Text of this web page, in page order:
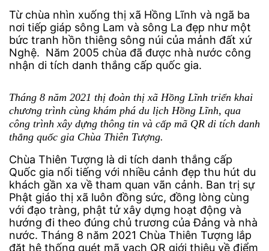
Từ chùa nhìn xuống thị xã Hồng Lĩnh và ngã ba
nơi tiếp giáp sông Lam và sông La đẹp như một
bức tranh hồn thiêng sông núi của mảnh đất xứ
Nghệ. Năm 2005 chùa đã được nhà nước công
nhận di tích danh thắng cấp quốc gia.
Tháng 8 năm 2021 thị đoàn thị xã Hồng Lĩnh triển khai
chương trình cùng khám phá du lịch Hồng Lĩnh, qua
công trình xây dựng thông tin và cấp mã QR di tích danh
thắng quốc gia Chùa Thiên Tượng.
Chùa Thiên Tượng là di tích danh thắng cấp
Quốc gia nổi tiếng với nhiều cảnh đẹp thu hút du
khách gần xa về tham quan vãn cảnh. Ban trị sự
Phật giáo thị xã luôn đồng sức, đồng lòng cùng
với đạo tràng, phật tử xây dựng hoạt động và
hướng đi theo đúng chủ trương của Đảng và nhà
nước. Tháng 8 năm 2021 Chùa Thiên Tượng lắp
đặt hệ thống quét mã vạch QR giới thiệu về điểm